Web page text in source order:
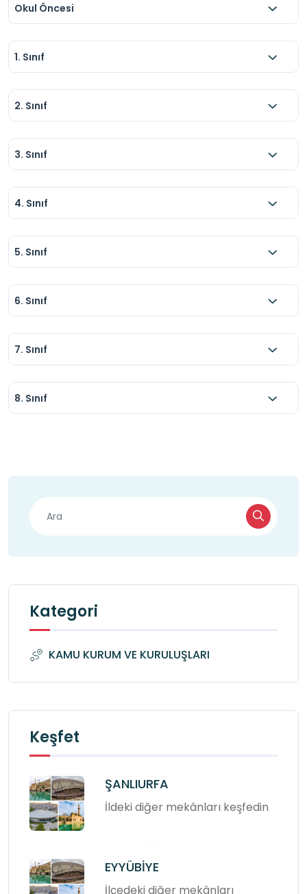
Okul Öncesi
1. Sınıf
2. Sınıf
3. Sınıf
4. Sınıf
5. Sınıf
6. Sınıf
7. Sınıf
8. Sınıf
Kategori
KAMU KURUM VE KURULUŞLARI
Keşfet
ŞANLIURFA
İldeki diğer mekânları keşfedin
EYYÜBİYE
İlçedeki diğer mekânları